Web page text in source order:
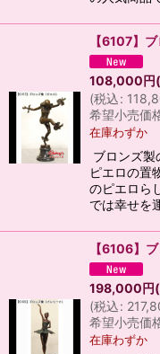
【6107】
108,000円
(税込:
希望小売価
在庫わずか
ブロンズ
ピエロの置
のピエロら
では幸せを
【6106】
198,000円
(税込:
希望小売価
在庫わずか